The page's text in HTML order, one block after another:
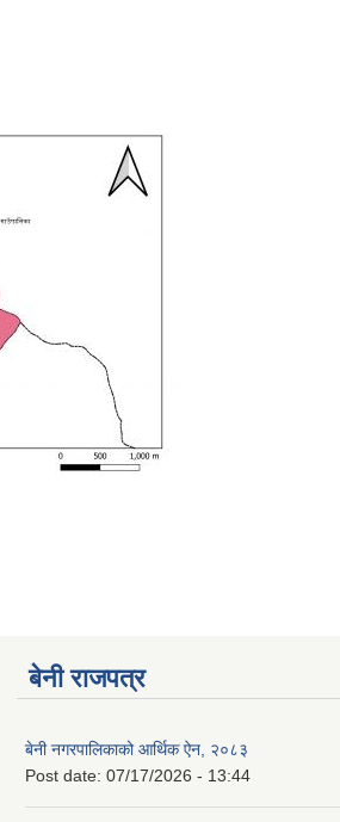
बेनी राजपत्र
बेनी नगरपालिकाको आर्थिक ऐन, २०८३
Post date: 07/17/2026 - 13:44